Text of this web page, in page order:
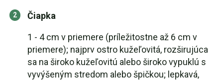
Čiapka
1 - 4 cm v priemere (príležitostne až 6 cm v
priemere); najprv ostro kužeľovitá, rozširujúca
sa na široko kužeľovitú alebo široko vypuklú s
vyvýšeným stredom alebo špičkou; lepkavá,